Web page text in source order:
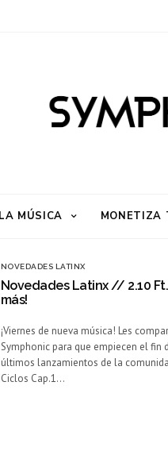
MÚSICA MONETIZA
NOVEDADES LATINX
Novedades Latinx // 2.10
más!
¡Viernes de nueva música! Les
Symphonic para que empiecen el fin
últimos lanzamientos de la
Ciclos Cap.1…